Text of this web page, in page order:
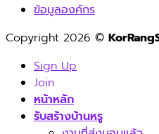
ข้อมูลองค์กร
Copyright 2026 ©
Sign Up
Join
หน้าหลัก
รับสร้างบ้านหรู